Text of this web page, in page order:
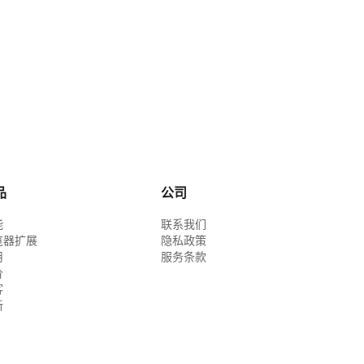
器扩展
公司
联系我们
隐私政策
服务条款